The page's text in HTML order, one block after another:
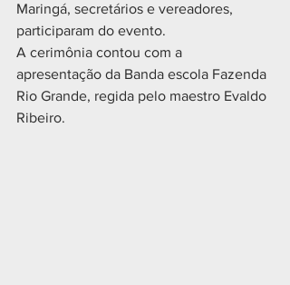
Maringá, secretários e vereadores,
participaram do evento.
A cerimônia contou com a
apresentação da Banda escola Fazenda
Rio Grande, regida pelo maestro Evaldo
Ribeiro.